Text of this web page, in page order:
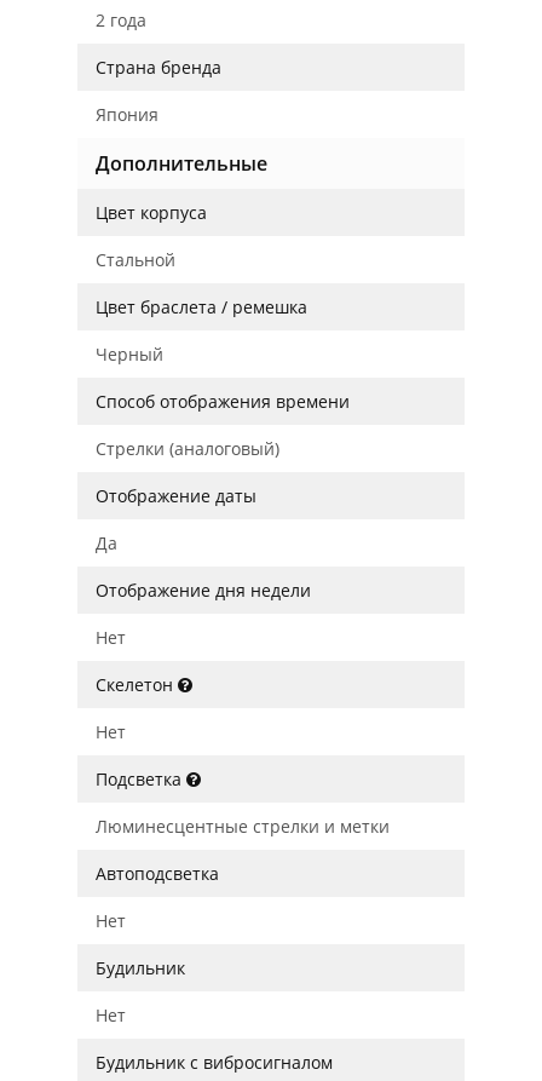
2 года
Страна бренда
Япония
Дополнительные
Цвет корпуса
Стальной
Цвет браслета / ремешка
Черный
Способ отображения времени
Стрелки (аналоговый)
Отображение даты
Да
Отображение дня недели
Нет
Скелетон
Нет
Подсветка
Люминесцентные стрелки и метки
Автоподсветка
Нет
Будильник
Нет
Будильник с вибросигналом